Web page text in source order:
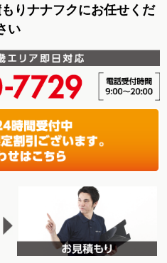
りナナフクにお任せくだ
い